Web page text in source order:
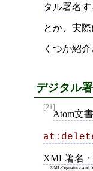
タル署名す
とか、実
くつか紹
デジタル
[21]
Atom文書
XML署名
XML-Signature and